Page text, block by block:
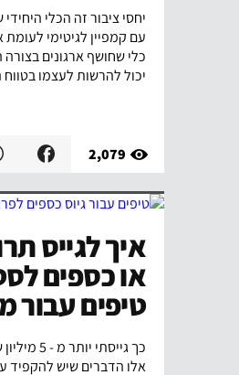
יחסי ציבור זה הכלי
עם קמפיין לגיטימי
כלי שחושף ארגונים
יכול להרשות לעצמו
2,079
איך לגייס
או כספים
טיפים עבור
כך
אלו הדברים שיש להקפיד